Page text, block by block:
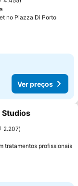
no Piazza Di PortoVer
Ver preços
favoritos
Studios
2.207
tratamentos profissionais